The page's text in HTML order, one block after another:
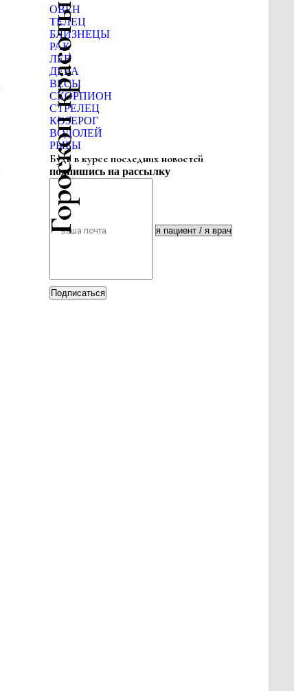
Гороскоп красоты
ОВЕН
ТЕЛЕЦ
БЛИЗНЕЦЫ
РАК
ЛЕВ
ДЕВА
ВЕСЫ
СКОРПИОН
СТРЕЛЕЦ
КОЗЕРОГ
ВОДОЛЕЙ
РЫБЫ
Будь в курсе последних новостей
подпишись на рассылку
Подписаться